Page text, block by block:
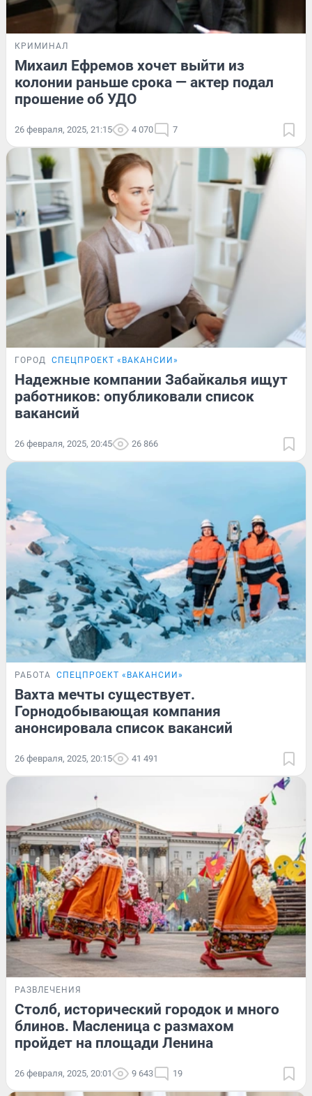
КРИМИНАЛ
Михаил Ефремов хочет выйти из
колонии раньше срока — актер подал
прошение об УДО
26 февраля, 2025, 21:15 4 070 7
ГОРОД СПЕЦПРОЕКТ «ВАКАНСИИ»
Надежные компании Забайкалья ищут
работников: опубликовали список
вакансий
26 февраля, 2025, 20:45 26 866
РАБОТА СПЕЦПРОЕКТ «ВАКАНСИИ»
Вахта мечты существует.
Горнодобывающая компания
анонсировала список вакансий
26 февраля, 2025, 20:15 41 491
РАЗВЛЕЧЕНИЯ
Столб, исторический городок и много
блинов. Масленица с размахом
пройдет на площади Ленина
26 февраля, 2025, 20:01 9 643 19